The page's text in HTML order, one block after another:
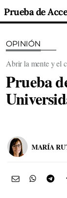
Prueba de
OPINIÓN
Abrir la mente y el
Prueba
MARÍA